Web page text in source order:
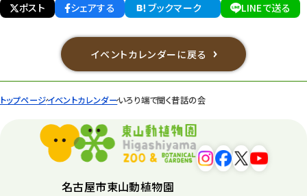
トップページイベントカレンダーいろり端で聞く昔話の会
ポスト
シェアする ブックマーク LINEで送る
イベントカレンダーに戻る
名古屋市東山動植物園